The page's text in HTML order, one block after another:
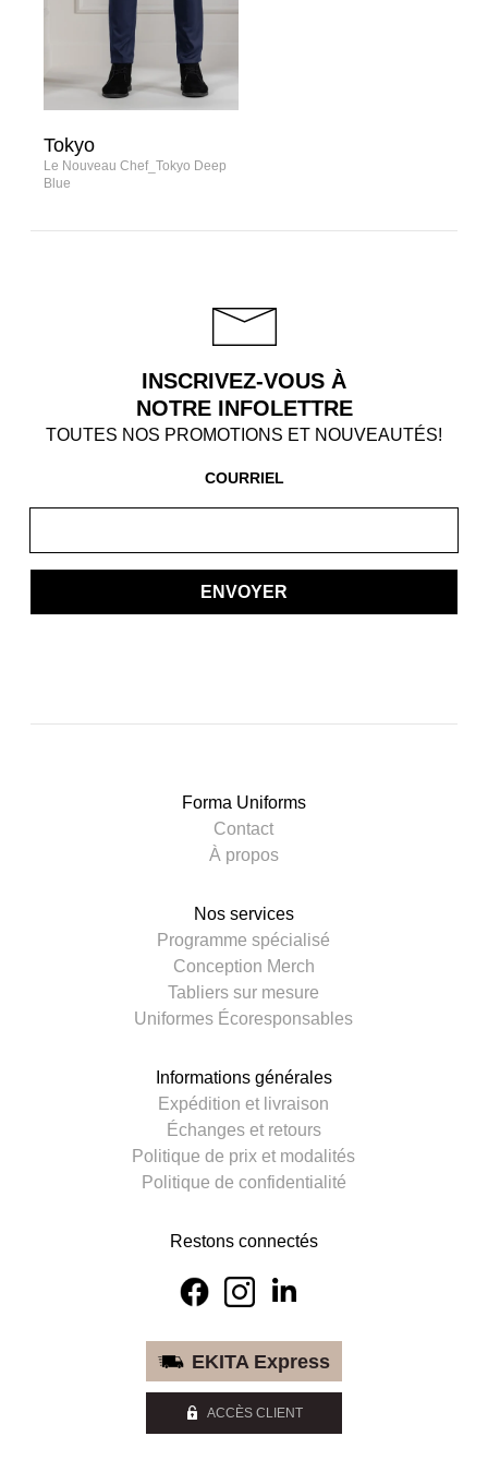
Tokyo
Le Nouveau Chef_Tokyo Deep
Blue
INSCRIVEZ-VOUS À
NOTRE INFOLETTRE
TOUTES NOS PROMOTIONS ET NOUVEAUTÉS!
COURRIEL
ENVOYER
Forma Uniforms
Contact
À propos
Nos services
Programme spécialisé
Conception Merch
Tabliers sur mesure
Uniformes Écoresponsables
Informations générales
Expédition et livraison
Échanges et retours
Politique de prix et modalités
Politique de confidentialité
Restons connectés
EKITA Express
ACCÈS CLIENT